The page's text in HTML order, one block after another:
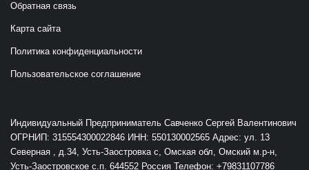
Обратная связь
Карта сайта
Политика конфиденциальности
Пользовательское соглашение
Индивидуальный Предприниматель Савченко Сергей Валентинович
ОГРНИП: 315554300022846 ИНН: 550130002565 Адрес: ул. 13
Северная , д.34, Усть-Заостровка с, Омская обл, Омский м.р-н,
Усть-Заостровское с.п. 644552 Россия Телефон: +79831107786